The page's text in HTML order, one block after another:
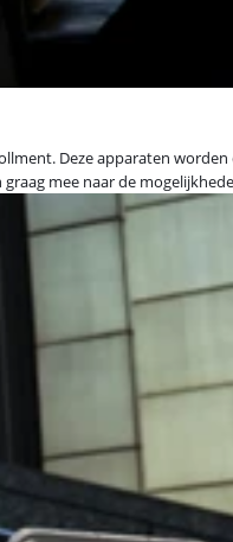
Deze apparaten
mee naar de